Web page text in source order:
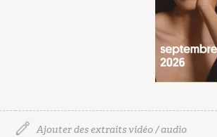
Ajouter des extraits vidéo / audio